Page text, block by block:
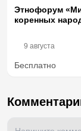
Этнофорум
коренных
9 августа
Бесплатно